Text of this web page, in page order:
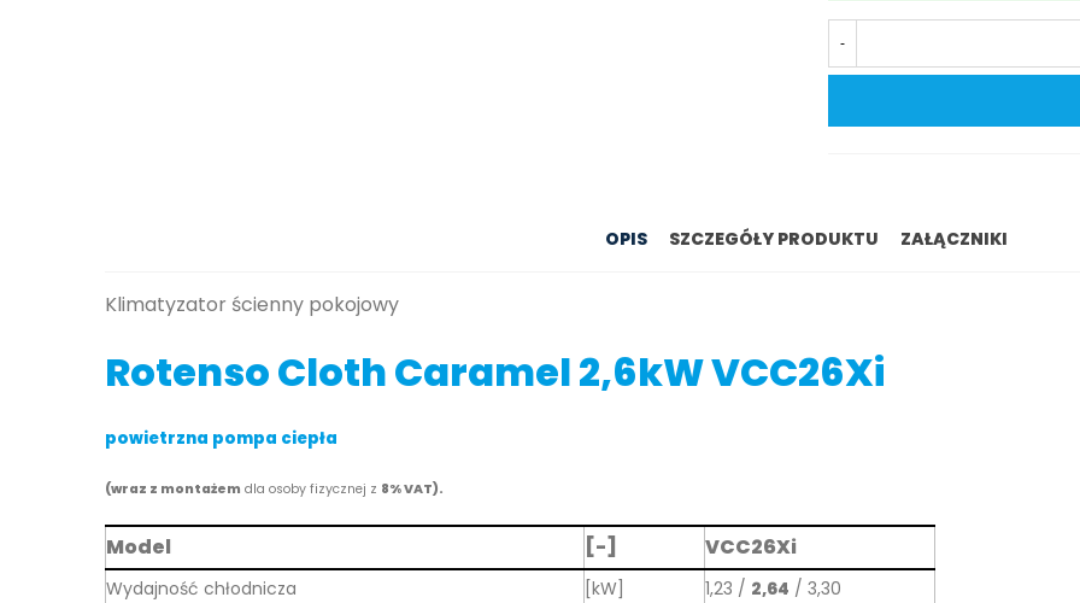
-
OPIS SZCZEGÓŁY PRODUKTU ZAŁĄCZNIKI
Klimatyzator ścienny pokojowy
Rotenso Cloth Caramel 2,6kW VCC26Xi
powietrzna pompa ciepła
(wraz z montażem dla osoby fizycznej z 8% VAT).
Model [-] VCC26Xi
Wydajność chłodnicza [kW] 1,23 / 2,64 / 3,30